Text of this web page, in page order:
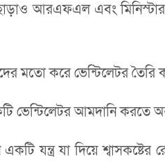
আরএফএল এবং
মতো করে ভেন্টিলেটর তৈরি
ভেন্টিলেটর আমদানি
যন্ত্র যা দিয়ে